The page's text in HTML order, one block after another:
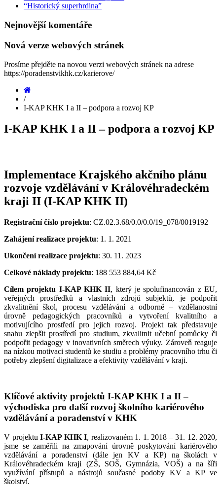
“Historický superhrdina”
Nejnovější komentáře
Nová verze webových stránek
Prosíme přejděte na novou verzi webových stránek na adrese
https://poradenstvikhk.cz/karierove/
/
I-KAP KHK I a II – podpora a rozvoj KP
I-KAP KHK I a II – podpora a rozvoj KP
Implementace Krajského akčního plánu
rozvoje vzdělávání v Královéhradeckém
kraji II (I-KAP KHK II)
Registrační číslo projektu: CZ.02.3.68/0.0/0.0/19_078/0019192
Zahájení realizace projektu: 1. 1. 2021
Ukončení realizace projektu: 30. 11. 2023
Celkové náklady projektu: 188 553 884,64 Kč
Cílem projektu I-KAP KHK II, který je spolufinancován z EU,
veřejných prostředků a vlastních zdrojů subjektů, je podpořit
zkvalitnění škol, procesu vzdělávání a odborně – vzdělanostní
úrovně pedagogických pracovníků a vytvoření kvalitního a
motivujícího prostředí pro jejich rozvoj. Projekt tak představuje
snahu zlepšit prostředí pro studium, zkvalitnit učební pomůcky či
podpořit pedagogy v inovativních směrech výuky. Zároveň reaguje
na nízkou motivaci studentů ke studiu a problémy pracovního trhu či
potřeby zlepšení digitalizace a efektivity vzdělávání v kraji.
Klíčové aktivity projektů I-KAP KHK I a II –
východiska pro další rozvoj školního kariérového
vzdělávání a poradenství v KHK
V projektu I-KAP KHK I, realizovaném 1. 1. 2018 – 31. 12. 2020,
jsme se zaměřili na zmapování úrovně poskytování kariérového
vzdělávání a poradenství (dále jen KV a KP) na školách v
Královéhradeckém kraji (ZŠ, SOŠ, Gymnázia, VOŠ) a na šíři
využívání přístupů a nástrojů současné podoby KV a KP ve
školství.